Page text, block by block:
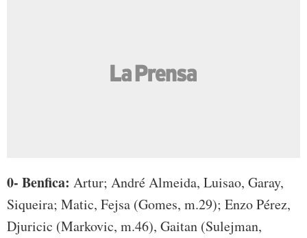
0- Benfica: Artur; André Almeida, Luisao, Garay,
Siqueira; Matic, Fejsa (Gomes, m.29); Enzo Pérez,
Djuricic (Markovic, m.46), Gaitan (Sulejman,